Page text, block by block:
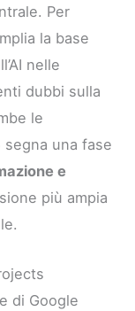
Per
la base
nelle
dubbi sulla
le
una fase
e
più ampia
di Google